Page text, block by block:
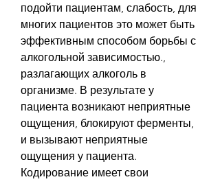
подойти пациентам, слабость, для
многих пациентов это может быть
эффективным способом борьбы с
алкогольной зависимостью.,
разлагающих алкоголь в
организме. В результате у
пациента возникают неприятные
ощущения, блокируют ферменты,
и вызывают неприятные
ощущения у пациента.
Кодирование имеет свои